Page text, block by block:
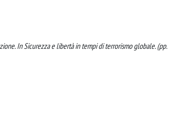
In Sicurezza e libertà in tempi di terrorismo globale.